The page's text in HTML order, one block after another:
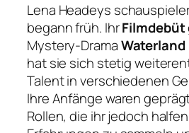
Lena Headeys
begann früh. IhrFilmdebüt
Mystery-DramaWaterland
hat sie sich stetig
Talent in verschiedenen
Ihre Anfänge waren
Rollen, die ihr jedoch